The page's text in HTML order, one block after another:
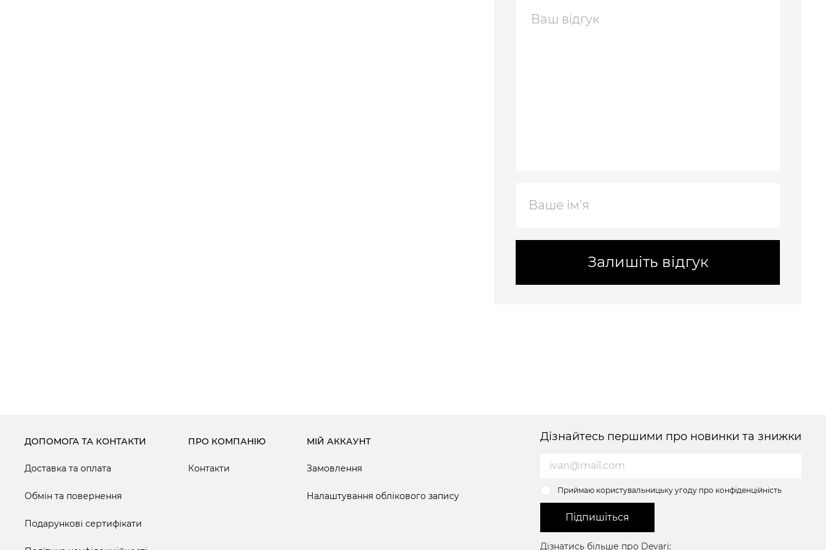
Залишіть відгук
ДОПОМОГА ТА КОНТАКТИ
Доставка та оплата
Обмін та повернення
Подарункові сертифікати
ПРО КОМПАНІЮ
Контакти
МІЙ АККАУНТ
Замовлення
Налаштування облікового запису
Дізнайтесь першими про новинки та знижки
Приймаю користувальницьку угоду про конфіденційність
Підпишіться
Дізнатись більше про Devari: